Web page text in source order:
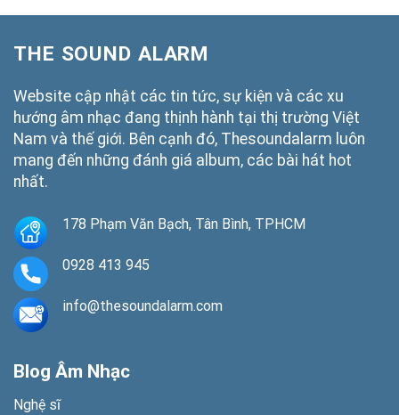
THE SOUND ALARM
Website cập nhật các tin tức, sự kiện và các xu
hướng âm nhạc đang thịnh hành tại thị trường Việt
Nam và thế giới. Bên cạnh đó, Thesoundalarm luôn
mang đến những đánh giá album, các bài hát hot
nhất.
178 Phạm Văn Bạch, Tân Bình, TPHCM
0928 413 945
info@thesoundalarm.com
Blog Âm Nhạc
Nghệ sĩ